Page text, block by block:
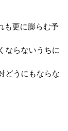
も更に膨らむ予
ならないうちに
どうにもならな